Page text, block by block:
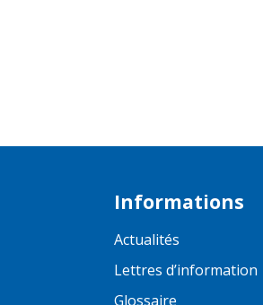
Informations
Actualités
Lettres d’information
Glossaire